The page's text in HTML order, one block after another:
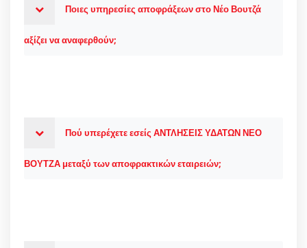
Ποιες υπηρεσίες αποφράξεων στο Νέο Βουτζά
αξίζει να αναφερθούν;
Πού υπερέχετε εσείς ΑΝΤΛΗΣΕΙΣ ΥΔΑΤΩΝ ΝΕΟ
ΒΟΥΤΖΑ μεταξύ των αποφρακτικών εταιρειών;